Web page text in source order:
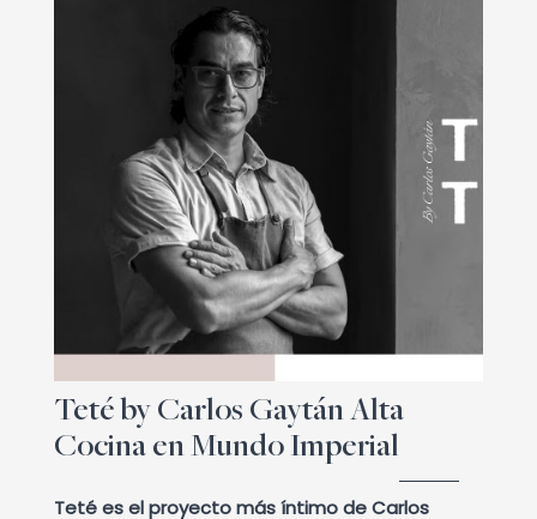
Teté by Carlos Gaytán Alta
Cocina en Mundo Imperial
Teté es el proyecto más íntimo de Carlos